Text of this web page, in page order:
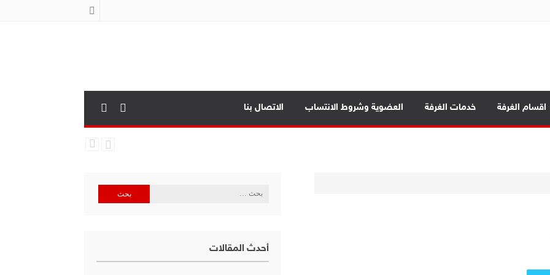
اقسام الغرفة خدمات الغرفة العضوية وشروط الانتساب الاتصال بنا
الرئيسية
بين المحافظات
البحث
أحدث المقالات